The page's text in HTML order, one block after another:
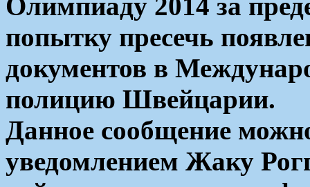
попытку пресечь
документов в
полицию Швейцарии.
Данное сообщение
уведомлением Жаку